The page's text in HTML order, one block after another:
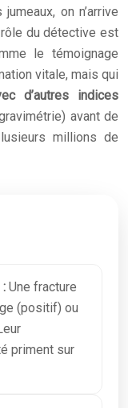
on n’arrive
du détective est
le témoignage
vitale, mais qui
d’autres indices
avant de
millions de
Une fracture
(positif) ou
priment sur